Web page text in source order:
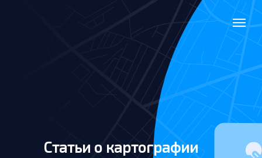
Статьи о картографии